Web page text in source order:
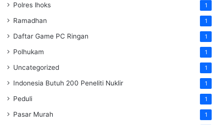
Polres lhoks 1
Ramadhan 1
Daftar Game PC Ringan 1
Polhukam 1
Uncategorized 1
Indonesia Butuh 200 Peneliti Nuklir 1
Peduli 1
Pasar Murah 1